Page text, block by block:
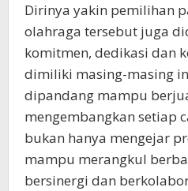
Dirinya yakin pemilihan
olahraga tersebut juga
komitmen, dedikasi dan
dimiliki masing-masing
dipandang mampu
mengembangkan setiap
bukan hanya mengejar
mampu merangkul
bersinergi dan